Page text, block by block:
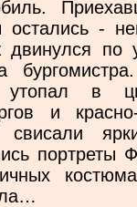
остались -
двинулся по
утопал в
и
свисали
портреты